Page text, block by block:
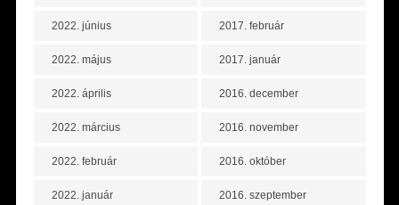
2022. június
2022. május
2022. április
2022. március
2022. február
2022. január
2017. február
2017. január
2016. december
2016. november
2016. október
2016. szeptember